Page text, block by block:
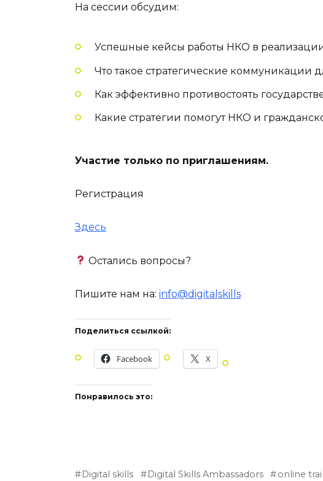
На сессии обсудим:
Успешные кейсы работы НКО в
Что такое стратегические коммуникации
Как эффективно противостоять
Какие стратегии помогут НКО и
Участие только по приглашениям.
Регистрация
Здесь
Остались вопросы?
Пишите нам на: info@digitalskills
Поделиться ссылкой:
Facebook X
Понравилось это:
Digital skills Digital Skills Ambassadors online